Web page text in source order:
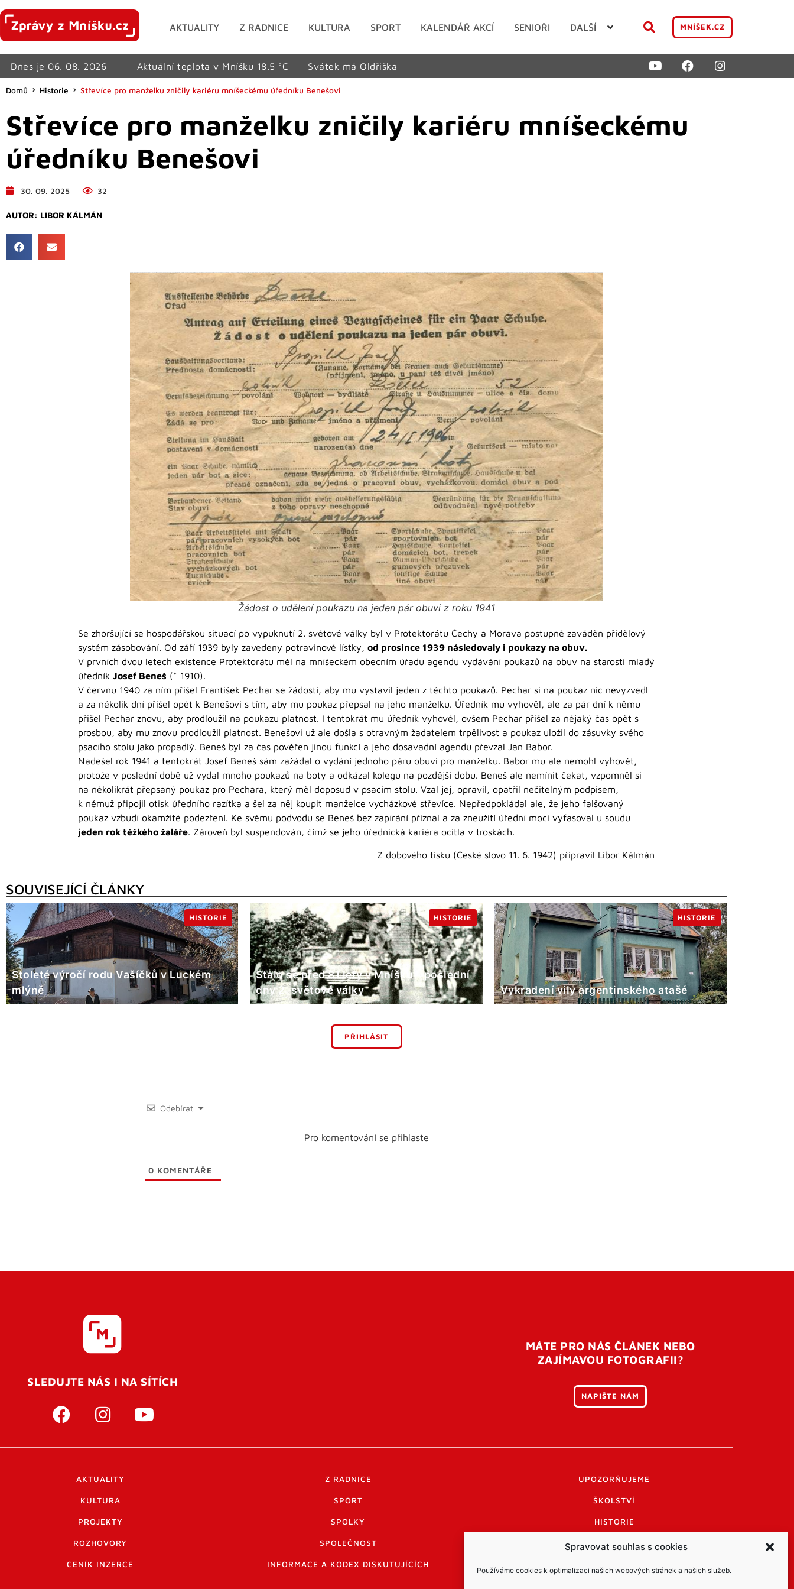
Spravovat souhlas s cookies
Používáme cookies k optimalizaci našich webových stránek a našich služeb.
AKTUALITY Z RADNICE KULTURA SPORT KALENDÁŘ AKCÍ SENIOŘI DALŠÍ MNÍŠEK.CZ
Dnes je 06. 08. 2026 Aktuální teplota v Mníšku 18.5 °C Svátek má Oldřiška
Domů Historie Střevíce pro manželku zničily kariéru mníšeckému úředníku Benešovi
Střevíce pro manželku zničily kariéru mníšeckému
úředníku Benešovi
30. 09. 2025 32
AUTOR: LIBOR KÁLMÁN
Žádost o udělení poukazu na jeden pár obuvi z roku 1941
Se zhoršující se hospodářskou situací po vypuknutí 2. světové války byl v Protektorátu Čechy a Morava postupně zaváděn přídělový
systém zásobování. Od září 1939 byly zavedeny potravinové lístky, od prosince 1939 následovaly i poukazy na obuv.
V prvních dvou letech existence Protektorátu měl na mníšeckém obecním úřadu agendu vydávání poukazů na obuv na starosti mladý
úředník Josef Beneš (* 1910).
V červnu 1940 za ním přišel František Pechar se žádostí, aby mu vystavil jeden z těchto poukazů. Pechar si na poukaz nic nevyzvedl
a za několik dní přišel opět k Benešovi s tím, aby mu poukaz přepsal na jeho manželku. Úředník mu vyhověl, ale za pár dní k němu
přišel Pechar znovu, aby prodloužil na poukazu platnost. I tentokrát mu úředník vyhověl, ovšem Pechar přišel za nějaký čas opět s
prosbou, aby mu znovu prodloužil platnost. Benešovi už ale došla s otravným žadatelem trpělivost a poukaz uložil do zásuvky svého
psacího stolu jako propadlý. Beneš byl za čas pověřen jinou funkcí a jeho dosavadní agendu převzal Jan Babor.
Nadešel rok 1941 a tentokrát Josef Beneš sám zažádal o vydání jednoho páru obuvi pro manželku. Babor mu ale nemohl vyhovět,
protože v poslední době už vydal mnoho poukazů na boty a odkázal kolegu na pozdější dobu. Beneš ale nemínit čekat, vzpomněl si
na několikrát přepsaný poukaz pro Pechara, který měl doposud v psacím stolu. Vzal jej, opravil, opatřil nečitelným podpisem,
k němuž připojil otisk úředního razítka a šel za něj koupit manželce vycházkové střevíce. Nepředpokládal ale, že jeho falšovaný
poukaz vzbudí okamžité podezření. Ke svému podvodu se Beneš bez zapírání přiznal a za zneužití úřední moci vyfasoval u soudu
jeden rok těžkého žaláře. Zároveň byl suspendován, čímž se jeho úřednická kariéra ocitla v troskách.
Z dobového tisku (České slovo 11. 6. 1942) připravil Libor Kálmán
SOUVISEJÍCÍ ČLÁNKY
Stoleté výročí rodu Vašíčků v Luckém
mlýně
HISTORIE
Stalo se před 81 lety v Mníšku – poslední
dny 2. světové války
HISTORIE
Vykradení vily argentinského atašé
HISTORIE
PŘIHLÁSIT
Odebírat
Pro komentování se přihlaste
0 KOMENTÁŘE
SLEDUJTE NÁS I NA SÍTÍCH
MÁTE PRO NÁS ČLÁNEK NEBO
ZAJÍMAVOU FOTOGRAFII?
NAPIŠTE NÁM
AKTUALITY Z RADNICE UPOZORŇUJEME
KULTURA SPORT ŠKOLSTVÍ
PROJEKTY SPOLKY HISTORIE
ROZHOVORY SPOLEČNOST PRAKTICKÉ INFORMACE
CENÍK INZERCE INFORMACE A KODEX DISKUTUJÍCÍCH